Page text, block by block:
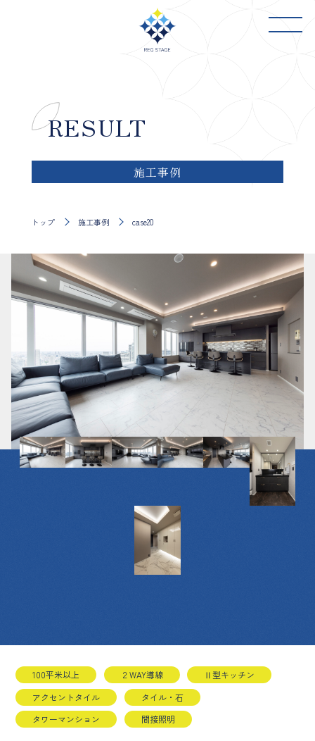
WORKS
事業紹介 施工事例
RENOVATION SALON
リノベーション
SALE
自社販売物件
NEWS OUTLINE
CONTACT
RESULT
施工事例
トップ 施工事例 case20
100平米以上 ２WAY導線
Ⅱ型キッチン
アクセントタイル
タイル・石
タワーマンション
間接照明